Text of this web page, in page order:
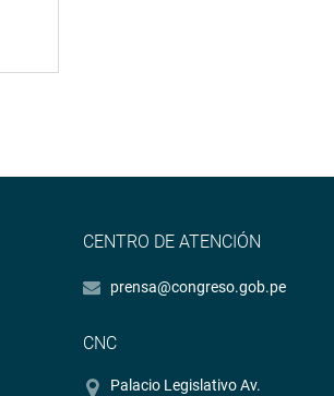
CENTRO DE ATENCIÓN
prensa@congreso.gob.pe
CNC
Palacio Legislativo Av.